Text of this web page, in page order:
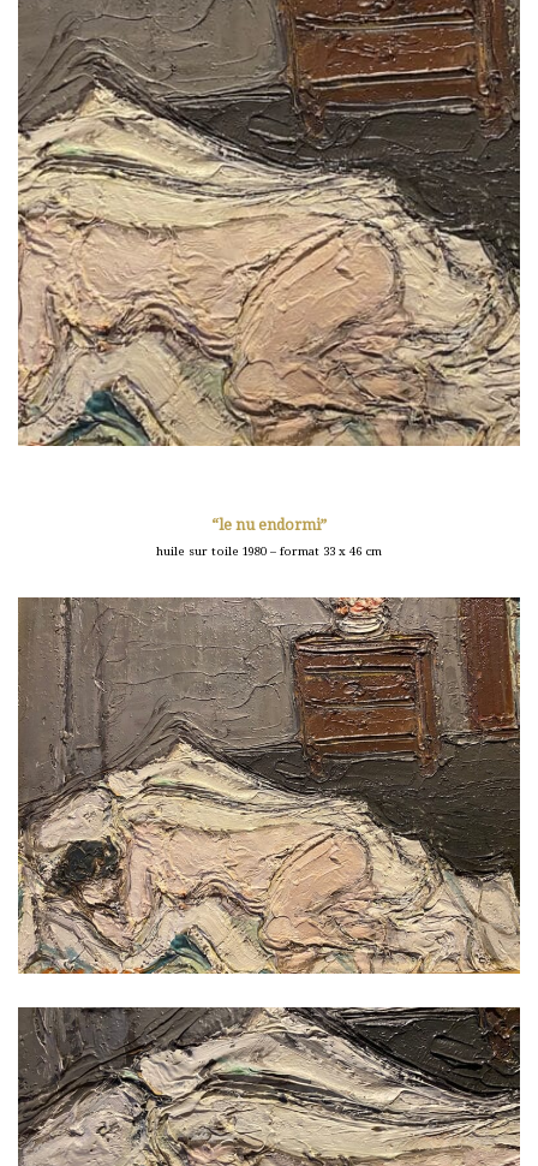
“le nu endormi”
huile sur toile 1980 – format 33 x 46 cm